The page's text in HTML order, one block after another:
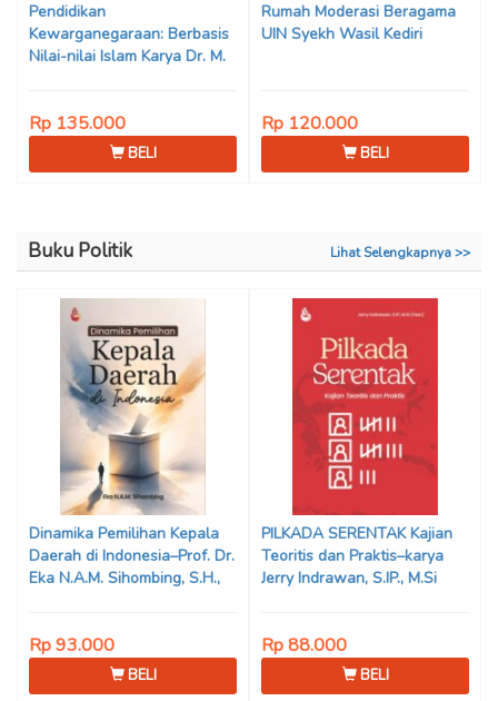
Pendidikan
Kewarganegaraan: Berbasis
Nilai-nilai Islam Karya Dr. M.
Adrenal Stezen, S.H., M.H.
Rp 135.000
BELI
Rumah Moderasi Beragama
UIN Syekh Wasil Kediri
Rp 120.000
BELI
Buku Politik Lihat Selengkapnya >>
Dinamika Pemilihan Kepala
Daerah di Indonesia–Prof. Dr.
Eka N.A.M. Sihombing, S.H.,
Rp 93.000
BELI
PILKADA SERENTAK Kajian
Teoritis dan Praktis–karya
Jerry Indrawan, S.IP., M.Si
Rp 88.000
BELI